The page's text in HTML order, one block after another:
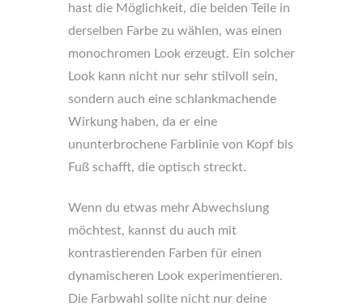
hast die Möglichkeit, die beiden Teile in
derselben Farbe zu wählen, was einen
monochromen Look erzeugt. Ein solcher
Look kann nicht nur sehr stilvoll sein,
sondern auch eine schlankmachende
Wirkung haben, da er eine
ununterbrochene Farblinie von Kopf bis
Fuß schafft, die optisch streckt.
Wenn du etwas mehr Abwechslung
möchtest, kannst du auch mit
kontrastierenden Farben für einen
dynamischeren Look experimentieren.
Die Farbwahl sollte nicht nur deine